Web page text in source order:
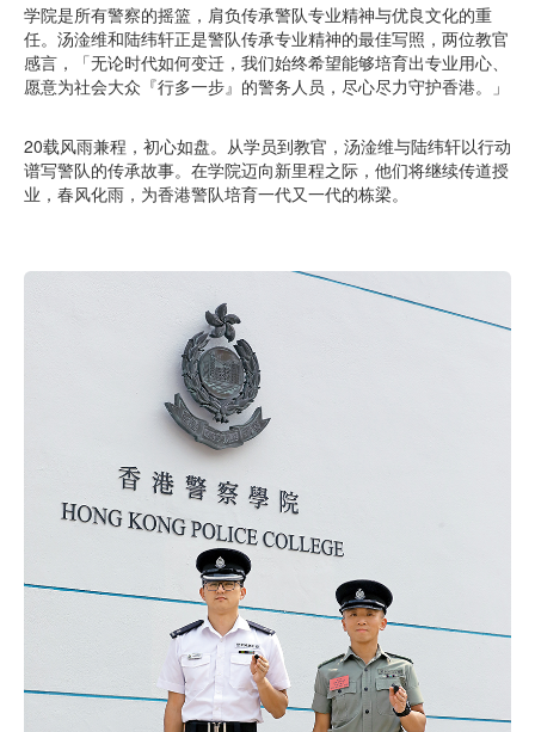
学院是所有警察的摇篮，肩负传承警队专业精神与优良文化的重
任。汤淦维和陆纬轩正是警队传承专业精神的最佳写照，两位教官
感言，「无论时代如何变迁，我们始终希望能够培育出专业用心、
愿意为社会大众『行多一步』的警务人员，尽心尽力守护香港。」
20载风雨兼程，初心如盘。从学员到教官，汤淦维与陆纬轩以行动
谱写警队的传承故事。在学院迈向新里程之际，他们将继续传道授
业，春风化雨，为香港警队培育一代又一代的栋梁。